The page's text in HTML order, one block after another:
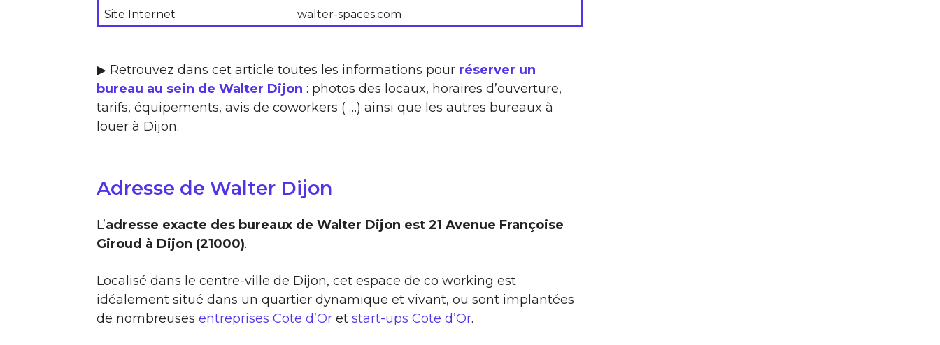
Site Internet
walter-spaces.com
▶ Retrouvez dans cet article toutes les informations pour réserver un
bureau au sein de Walter Dijon : photos des locaux, horaires d’ouverture,
tarifs, équipements, avis de coworkers ( …) ainsi que les autres bureaux à
louer à Dijon.
Adresse de Walter Dijon
L’adresse exacte des bureaux de Walter Dijon est 21 Avenue Françoise
Giroud à Dijon (21000).
Localisé dans le centre-ville de Dijon, cet espace de co working est
idéalement situé dans un quartier dynamique et vivant, ou sont implantées
de nombreuses entreprises Cote d’Or et start-ups Cote d’Or.